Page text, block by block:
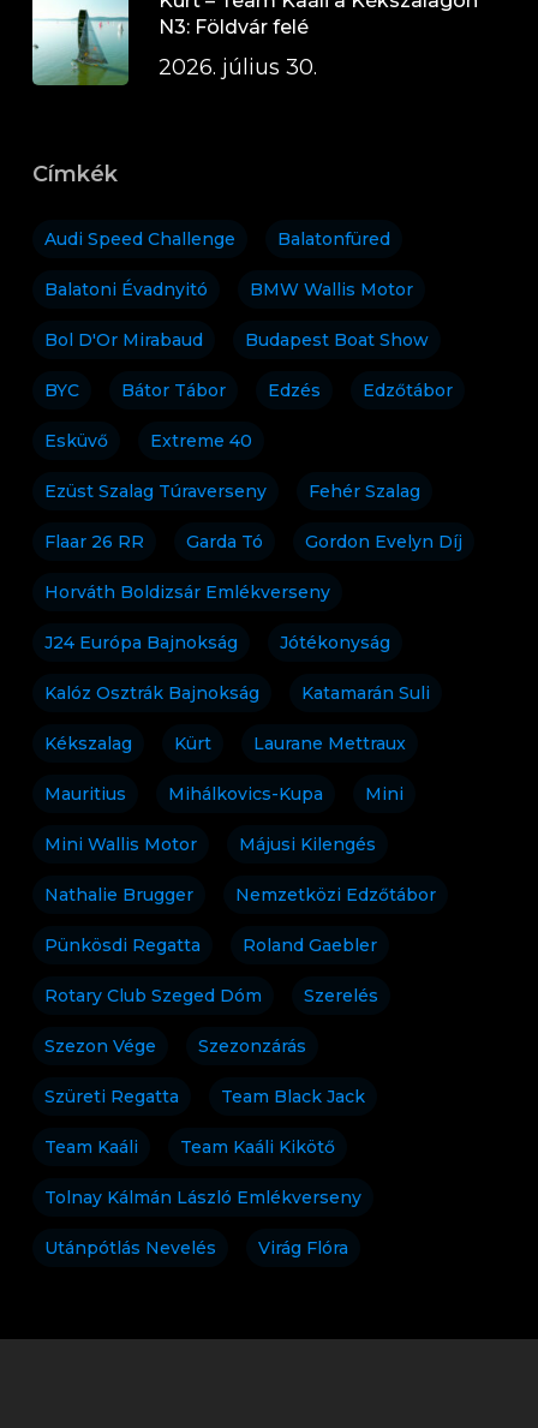
N3: Földvár felé
2026. július 30.
Címkék
Audi Speed Challenge Balatonfüred
Balatoni Évadnyitó BMW Wallis Motor
Bol D'Or Mirabaud Budapest Boat Show
BYC Bátor Tábor Edzés Edzőtábor
Esküvő Extreme 40
Ezüst Szalag Túraverseny Fehér Szalag
Flaar 26 RR Garda Tó Gordon Evelyn Díj
Horváth Boldizsár Emlékverseny
J24 Európa Bajnokság Jótékonyság
Kalóz Osztrák Bajnokság Katamarán Suli
Kékszalag Kürt Laurane Mettraux
Mauritius Mihálkovics-Kupa Mini
Mini Wallis Motor Májusi Kilengés
Nathalie Brugger Nemzetközi Edzőtábor
Pünkösdi Regatta Roland Gaebler
Rotary Club Szeged Dóm Szerelés
Szezon Vége Szezonzárás
Szüreti Regatta Team Black Jack
Team Kaáli Team Kaáli Kikötő
Tolnay Kálmán László Emlékverseny
Utánpótlás Nevelés Virág Flóra